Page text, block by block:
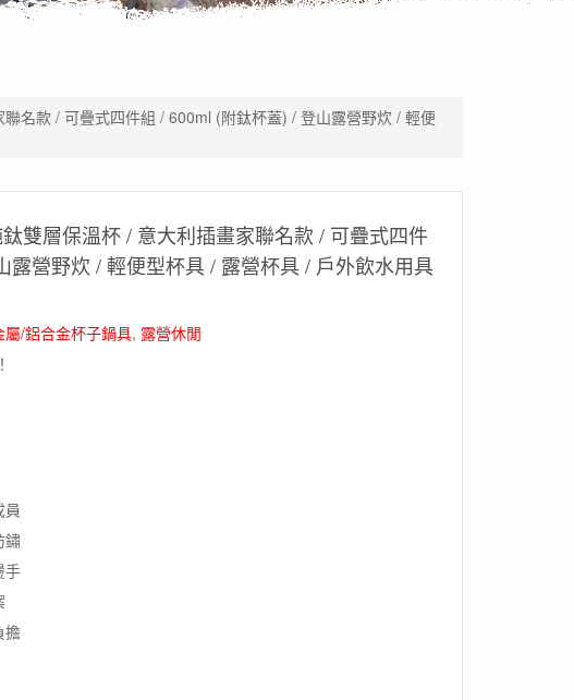
名款 / 可疊式四件組 / 600ml (附鈦杯蓋) / 登山露營野炊 / 輕便
雙層保溫杯 / 意大利插畫家聯名款 / 可疊式四件
露營野炊 / 輕便型杯具 / 露營杯具 / 戶外飲水用具
屬/鋁合金杯子鍋具, 露營休閒
鏽
手
擔